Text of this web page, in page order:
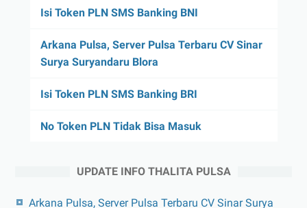
Isi Token PLN SMS Banking BNI
Arkana Pulsa, Server Pulsa Terbaru CV Sinar
Surya Suryandaru Blora
Isi Token PLN SMS Banking BRI
No Token PLN Tidak Bisa Masuk
UPDATE INFO THALITA PULSA
Arkana Pulsa, Server Pulsa Terbaru CV Sinar Surya